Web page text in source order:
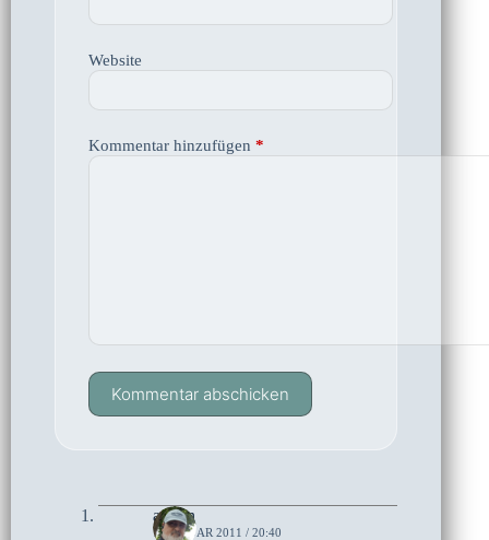
Website
Kommentar hinzufügen *
Kommentar abschicken
admin
1. JANUAR 2011 / 20:40